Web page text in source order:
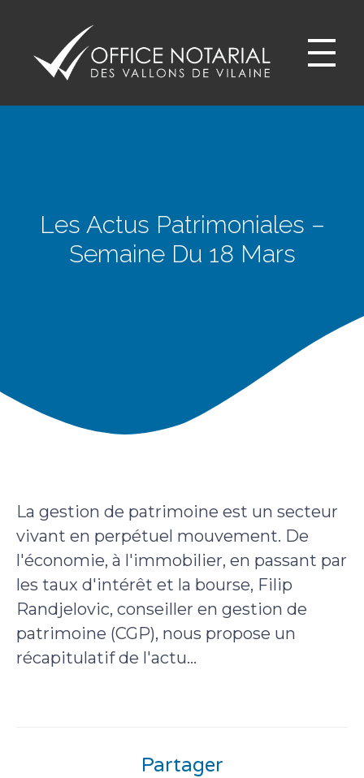
Les Actus Patrimoniales –
Semaine Du 18 Mars
La gestion de patrimoine est un secteur
vivant en perpétuel mouvement. De
l'économie, à l'immobilier, en passant par
les taux d'intérêt et la bourse, Filip
Randjelovic, conseiller en gestion de
patrimoine (CGP), nous propose un
récapitulatif de l'actu...
Partager